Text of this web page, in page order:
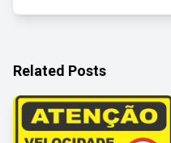
Related Posts